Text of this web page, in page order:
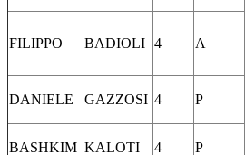
FILIPPO BADIOLI 4 A
DANIELE GAZZOSI 4 P
BASHKIM KALOTI 4 P